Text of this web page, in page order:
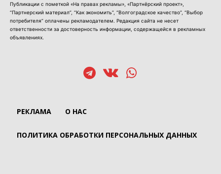
Публикации с пометкой «На правах рекламы», «Партнёрский проект»,
“Партнерский материал”, “Как экономить”, “Волгоградское качество”, “Выбор
потребителя” оплачены рекламодателем. Редакция сайта не несет
ответственности за достоверность информации, содержащейся в рекламных
объявлениях.
РЕКЛАМА О НАС
ПОЛИТИКА ОБРАБОТКИ ПЕРСОНАЛЬНЫХ ДАННЫХ